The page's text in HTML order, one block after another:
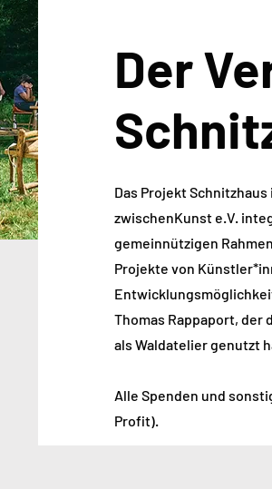
Der
Das Projekt
zwischenKunst e.V.
gemeinnützigen
Projekte von
Thomas Rappaport, der
als Waldatelier genutzt
Alle Spenden und
Profit).